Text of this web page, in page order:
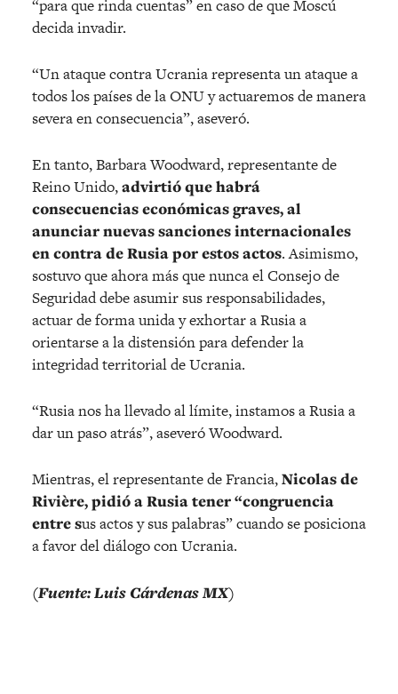
“para que rinda cuentas” en caso de que Moscú
decida invadir.
“Un ataque contra Ucrania representa un ataque a
todos los países de la ONU y actuaremos de manera
severa en consecuencia”, aseveró.
En tanto, Barbara Woodward, representante de
Reino Unido,advirtió que habrá
consecuencias económicas graves, al
anunciar nuevas sanciones internacionales
en contra de Rusia por estos actos. Asimismo,
sostuvo que ahora más que nunca el Consejo de
Seguridad debe asumir sus responsabilidades,
actuar de forma unida y exhortar a Rusia a
orientarse a la distensión para defender la
integridad territorial de Ucrania.
“Rusia nos ha llevado al límite, instamos a Rusia a
dar un paso atrás”, aseveró Woodward.
Mientras, el representante de Francia,Nicolas de
Rivière, pidió a Rusia tener “congruencia
entre sus actos y sus palabras” cuando se posiciona
a favor del diálogo con Ucrania.
(Fuente: Luis Cárdenas MX)